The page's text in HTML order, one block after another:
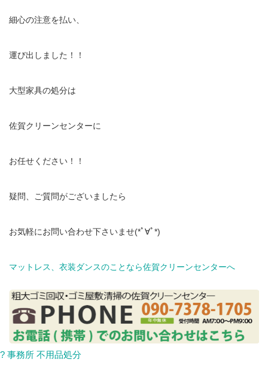
細心の注意を払い、
運び出しました！！
大型家具の処分は
佐賀クリーンセンターに
お任せください！！
疑問、ご質問がございましたら
お気軽にお問い合わせ下さいませ(*ﾟ∀ﾟ*)
マットレス、衣装ダンスのことなら佐賀クリーンセンターへ
? 事務所 不用品処分